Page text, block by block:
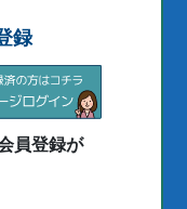
録
員登録が